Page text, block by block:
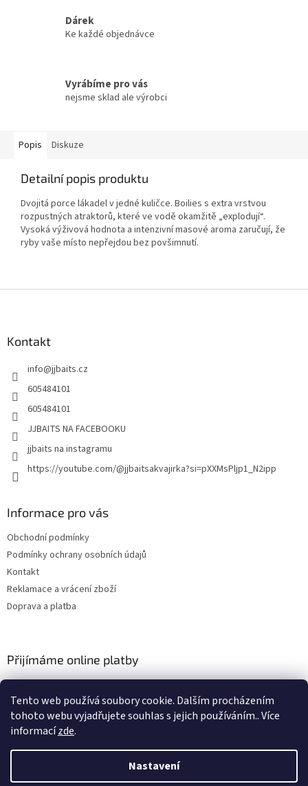
Tento web používá soubory cookie. Dalším procházením
tohoto webu vyjadřujete souhlas s jejich používáním.. Více
informacízde.
Nastavení
Dárek
Ke každé objednávce
Vyrábíme pro vás
nejsme sklad ale výrobci
Popis Diskuze
Detailní popis produktu
Dvojitá porce lákadel v jedné kuličce. Boilies s extra vrstvou
rozpustných atraktorů, které ve vodě okamžitě „explodují“.
Vysoká výživová hodnota a intenzivní masové aroma zaručují, že
ryby vaše místo nepřejdou bez povšimnutí.
Kontakt
info@jjbaits.cz
605484101
605484101
JJBAITS NA FACEBOOKU
jjbaits na instagramu
https://youtube.com/@jjbaitsakvajirka?si=pXXMsPljp1_N2ipp
Informace pro vás
Obchodní podmínky
Podmínky ochrany osobních údajů
Kontakt
Reklamace a vrácení zboží
Doprava a platba
Přijímáme online platby
Vytvořil Shoptet